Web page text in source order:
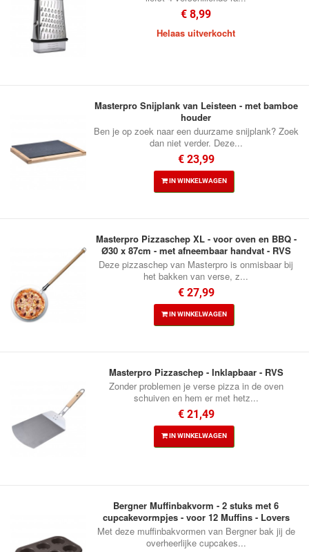
€ 8,99
Helaas uitverkocht
Masterpro Snijplank van Leisteen - met bamboe
houder
Ben je op zoek naar een duurzame snijplank? Zoek
dan niet verder. Deze...
€ 23,99
IN WINKELWAGEN
Masterpro Pizzaschep XL - voor oven en BBQ -
Ø30 x 87cm - met afneembaar handvat - RVS
Deze pizzaschep van Masterpro is onmisbaar bij
het bakken van verse, z...
€ 27,99
IN WINKELWAGEN
Masterpro Pizzaschep - Inklapbaar - RVS
Zonder problemen je verse pizza in de oven
schuiven en hem er met hetz...
€ 21,49
IN WINKELWAGEN
Bergner Muffinbakvorm - 2 stuks met 6
cupcakevormpjes - voor 12 Muffins - Lovers
Met deze muffinbakvormen van Bergner bak jij de
overheerlijke cupcakes...